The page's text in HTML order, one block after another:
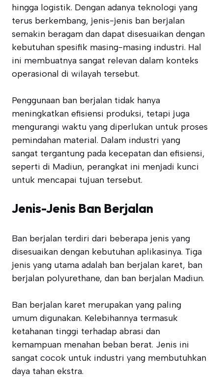
hingga logistik. Dengan adanya teknologi yang
terus berkembang, jenis-jenis ban berjalan
semakin beragam dan dapat disesuaikan dengan
kebutuhan spesifik masing-masing industri. Hal
ini membuatnya sangat relevan dalam konteks
operasional di wilayah tersebut.
Penggunaan ban berjalan tidak hanya
meningkatkan efisiensi produksi, tetapi juga
mengurangi waktu yang diperlukan untuk proses
pemindahan material. Dalam industri yang
sangat tergantung pada kecepatan dan efisiensi,
seperti di Madiun, perangkat ini menjadi kunci
untuk mencapai tujuan tersebut.
Jenis-Jenis Ban Berjalan
Ban berjalan terdiri dari beberapa jenis yang
disesuaikan dengan kebutuhan aplikasinya. Tiga
jenis yang utama adalah ban berjalan karet, ban
berjalan polyurethane, dan ban berjalan Madiun.
Ban berjalan karet merupakan yang paling
umum digunakan. Kelebihannya termasuk
ketahanan tinggi terhadap abrasi dan
kemampuan menahan beban berat. Jenis ini
sangat cocok untuk industri yang membutuhkan
daya tahan ekstra.